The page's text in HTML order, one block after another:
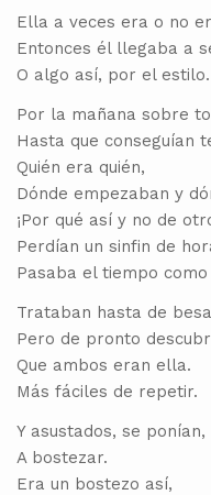
Ella a veces era o no
Entonces él llegaba a
O algo así, por el estilo.
Por la mañana sobre
Hasta que conseguían
Quién era quién,
Dónde empezaban y
¡Por qué así y no de
Perdían un sinfin de
Pasaba el tiempo
Trataban hasta de
Pero de pronto
Que ambos eran ella.
Más fáciles de repetir.
Y asustados, se ponían,
A bostezar.
Era un bostezo así,